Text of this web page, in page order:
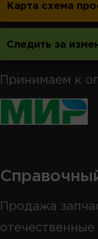
Карта схема
Следить за
Принимаем к
Продажа
отечественные